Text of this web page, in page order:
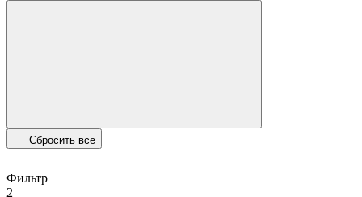
Сбросить все
Фильтр
2